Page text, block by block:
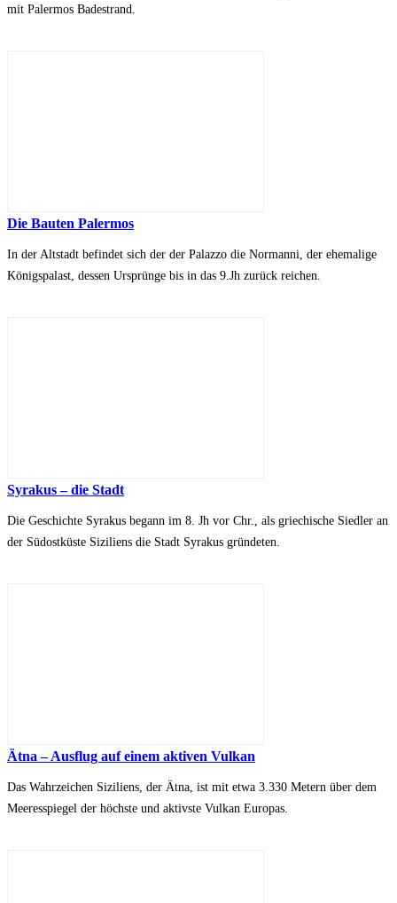
mit Palermos Badestrand.
Die Bauten Palermos
In der Altstadt befindet sich der der Palazzo die Normanni, der ehemalige
Königspalast, dessen Ursprünge bis in das 9.Jh zurück reichen.
Syrakus – die Stadt
Die Geschichte Syrakus begann im 8. Jh vor Chr., als griechische Siedler an
der Südostküste Siziliens die Stadt Syrakus gründeten.
Ätna – Ausflug auf einem aktiven Vulkan
Das Wahrzeichen Siziliens, der Ätna, ist mit etwa 3.330 Metern über dem
Meeresspiegel der höchste und aktivste Vulkan Europas.